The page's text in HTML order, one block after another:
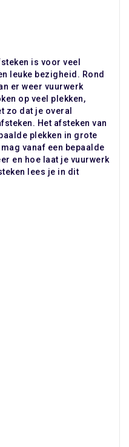
is voor veel
leuke bezigheid. Rond
er weer vuurwerk
op veel plekken,
zo dat je overal
Het afsteken van
plekken in grote
vanaf een bepaalde
en hoe laat je vuurwerk
lees je in dit